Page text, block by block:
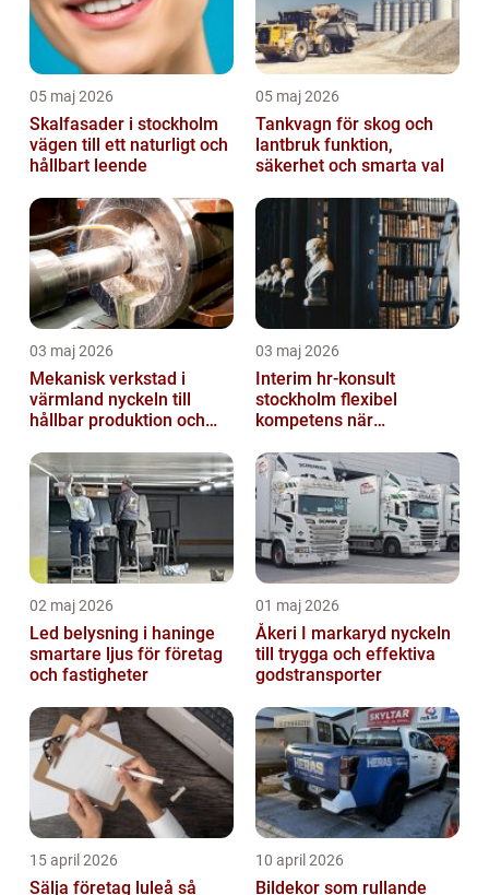
05 maj 2026
Skalfasader i stockholm
vägen till ett naturligt och
hållbart leende
05 maj 2026
Tankvagn för skog och
lantbruk funktion,
säkerhet och smarta val
03 maj 2026
Mekanisk verkstad i
värmland nyckeln till
hållbar produktion och
03 maj 2026
Interim hr-konsult
stockholm flexibel
kompetens när
stöd
02 maj 2026
Led belysning i haninge
smartare ljus för företag
och fastigheter
01 maj 2026
Åkeri I markaryd nyckeln
till trygga och effektiva
godstransporter
15 april 2026
Sälja företag luleå så
10 april 2026
Bildekor som rullande